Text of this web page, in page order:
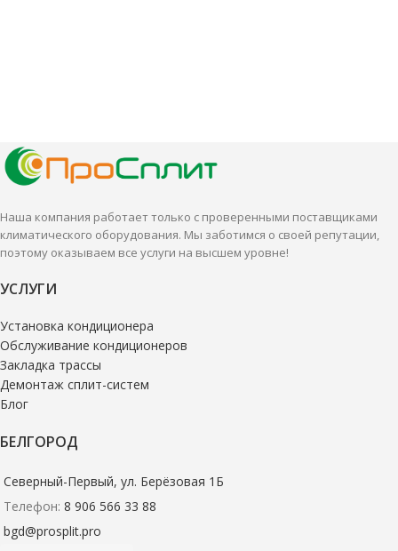
Наша компания работает только с проверенными поставщиками
климатического оборудования. Мы заботимся о своей репутации,
поэтому оказываем все услуги на высшем уровне!
УСЛУГИ
Установка кондиционера
Обслуживание кондиционеров
Закладка трассы
Демонтаж сплит-систем
Блог
БЕЛГОРОД
Северный-Первый, ул. Берёзовая 1Б
Телефон: 8 906 566 33 88
bgd@prosplit.pro